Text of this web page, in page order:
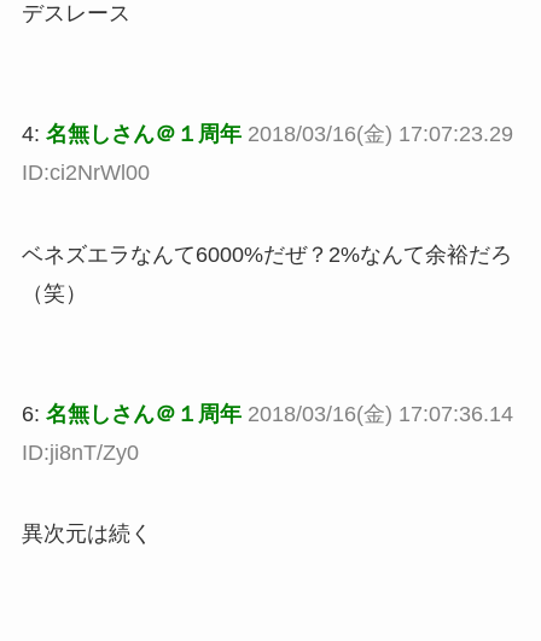
デスレース
4: 名無しさん＠１周年 2018/03/16(金) 17:07:23.29
ID:ci2NrWl00
ベネズエラなんて6000%だぜ？2%なんて余裕だろ
（笑）
6: 名無しさん＠１周年 2018/03/16(金) 17:07:36.14
ID:ji8nT/Zy0
異次元は続く